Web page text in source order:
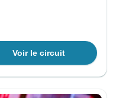
Voir le circuit